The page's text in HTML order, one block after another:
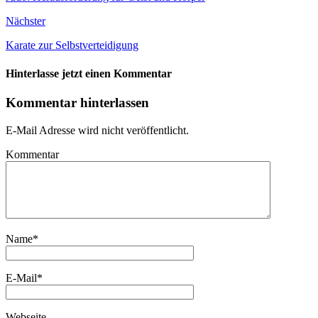
Nächster
Karate zur Selbstverteidigung
Hinterlasse jetzt einen Kommentar
Kommentar hinterlassen
E-Mail Adresse wird nicht veröffentlicht.
Kommentar
Name*
E-Mail*